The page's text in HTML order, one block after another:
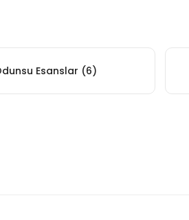
Esanslar (6)